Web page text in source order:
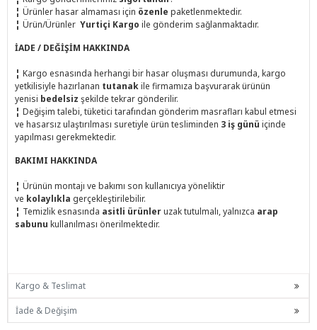
¦ Ürünler hasar almaması için özenle paketlenmektedir.
¦ Ürün/Ürünler Yurtiçi Kargo ile gönderim sağlanmaktadır.
İADE / DEĞİŞİM HAKKINDA
¦ Kargo esnasında herhangi bir hasar oluşması durumunda, kargo
yetkilisiyle hazırlanan tutanakile firmamıza başvurarak ürünün
yenisi bedelsiz şekilde tekrar gönderilir.
¦ Değişim talebi, tüketici tarafından gönderim masrafları kabul etmesi
ve hasarsız ulaştırılması suretiyle ürün tesliminden 3 iş günü içinde
yapılması gerekmektedir.
BAKIMI HAKKINDA
¦ Ürünün montajı ve bakımı son kullanıcıya yöneliktir
ve kolaylıkla gerçekleştirilebilir.
¦ Temizlik esnasında asitli ürünleruzak tutulmalı, yalnızca arap
sabunu kullanılması önerilmektedir.
Kargo & Teslimat
İade & Değişim